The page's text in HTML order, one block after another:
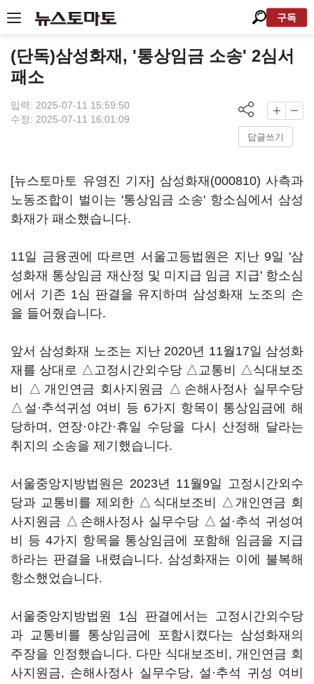
구독
(단독)삼성화재, '통상임금 소송' 2심서
패소
입력: 2025-07-11 15:59:50
수정: 2025-07-11 16:01:09
답글쓰기
[뉴스토마토 유영진 기자] 삼성화재(000810) 사측과
노동조합이 벌이는 '통상임금 소송' 항소심에서 삼성
화재가 패소했습니다.
11일 금융권에 따르면 서울고등법원은 지난 9일 '삼
성화재 통상임금 재산정 및 미지급 임금 지급' 항소심
에서 기존 1심 판결을 유지하며 삼성화재 노조의 손
을 들어줬습니다.
앞서 삼성화재 노조는 지난 2020년 11월17일 삼성화
재를 상대로 △고정시간외수당 △교통비 △식대보조
비 △개인연금 회사지원금 △손해사정사 실무수당
△설·추석귀성 여비 등 6가지 항목이 통상임금에 해
당하며, 연장·야간·휴일 수당을 다시 산정해 달라는
취지의 소송을 제기했습니다.
서울중앙지방법원은 2023년 11월9일 고정시간외수
당과 교통비를 제외한 △식대보조비 △개인연금 회
사지원금 △손해사정사 실무수당 △설·추석 귀성여
비 등 4가지 항목을 통상임금에 포함해 임금을 지급
하라는 판결을 내렸습니다. 삼성화재는 이에 불복해
항소했었습니다.
서울중앙지방법원 1심 판결에서는 고정시간외수당
과 교통비를 통상임금에 포함시켰다는 삼성화재의
주장을 인정했습니다. 다만 식대보조비, 개인연금 회
사지원금, 손해사정사 실무수당, 설·추석 귀성 여비